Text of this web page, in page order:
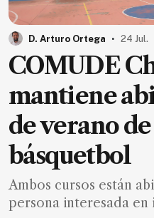
D. Arturo Ortega . 24 Jul.
COMUDE
mantiene
de verano
básquetbol
Ambos cursos están
persona interesada en